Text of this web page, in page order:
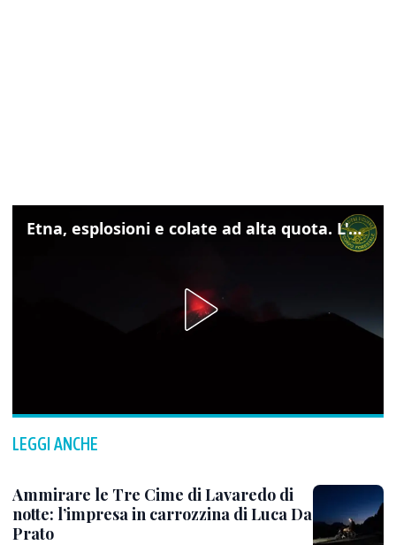
Etna, esplosioni e colate ad alta quota. L'aeroporto di Catania verso la normalità
LEGGI ANCHE
Ammirare le Tre Cime di Lavaredo di
notte: l’impresa in carrozzina di Luca Da
Prato